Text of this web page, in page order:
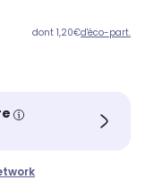
dont 1,20€d'éco-part.